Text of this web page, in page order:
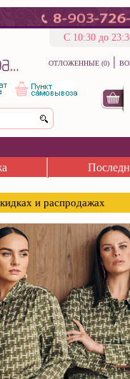
С 10:30 до
ОТЛОЖЕННЫЕ (0) |
и распродажах